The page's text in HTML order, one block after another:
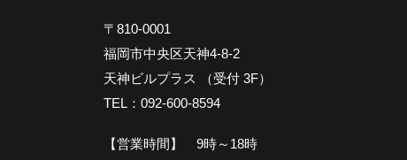
〒810-0001
福岡市中央区天神4-8-2
天神ビルプラス （受付 3F）
TEL：092-600-8594
【営業時間】 9時～18時